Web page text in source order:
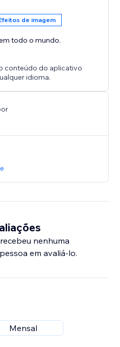
de parede,
ocioso.
de imagem
todo o mundo.
conteúdo do aplicativo
idioma.
nenhuma
em avaliá-lo.
Mensal